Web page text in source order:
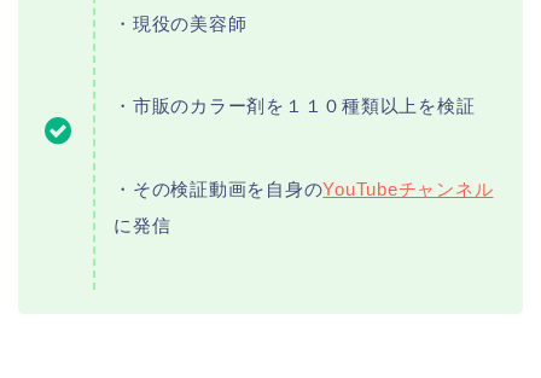
・現役の美容師
・市販のカラー剤を１１０種類以上を検証
・その検証動画を自身のYouTubeチャンネル
に発信